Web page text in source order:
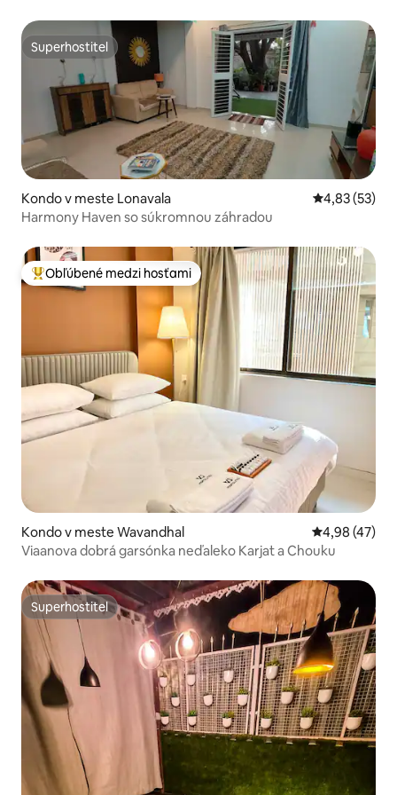
Superhostiteľ
Superhostiteľ
Kondo v meste Lonavala Priemerné
4,83 (53)
Harmony Haven so súkromnou záhradou
Najobľúbenejšie medzi hosťami
Obľúbené medzi hosťami
Kondo v meste Wavandhal Priemerné
4,98 (47)
Viaanova dobrá garsónka neďaleko Karjat a Chouku
Superhostiteľ
Superhostiteľ